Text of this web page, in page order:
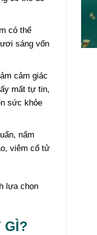
có thể
sáng vốn
cảm giác
mất tự tin,
sức khỏe
nấm
viêm cổ tử
lựa chọn
GÌ?